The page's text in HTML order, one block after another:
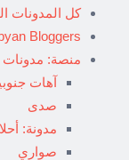
كل المدونات
Bloggers
منصة: مدونات
آهات
صدى
مدونة:
صواري